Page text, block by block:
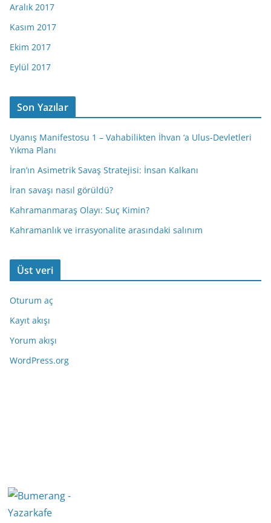
Aralık 2017
Kasım 2017
Ekim 2017
Eylül 2017
Son Yazılar
Uyanış Manifestosu 1 – Vahabilikten İhvan ‘a Ulus-Devletleri
Yıkma Planı
İran’ın Asimetrik Savaş Stratejisi: İnsan Kalkanı
İran savaşı nasıl görüldü?
Kahramanmaraş Olayı: Suç Kimin?
Kahramanlık ve irrasyonalite arasındaki salınım
Üst veri
Oturum aç
Kayıt akışı
Yorum akışı
WordPress.org